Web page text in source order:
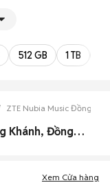
512 GB 1 TB
ZTE Nubia Music Đồng Nai
0 Zte Nubia Music cũ Thành phố Long Khánh, Đồng Nai đẹp
Xem Cửa hàng